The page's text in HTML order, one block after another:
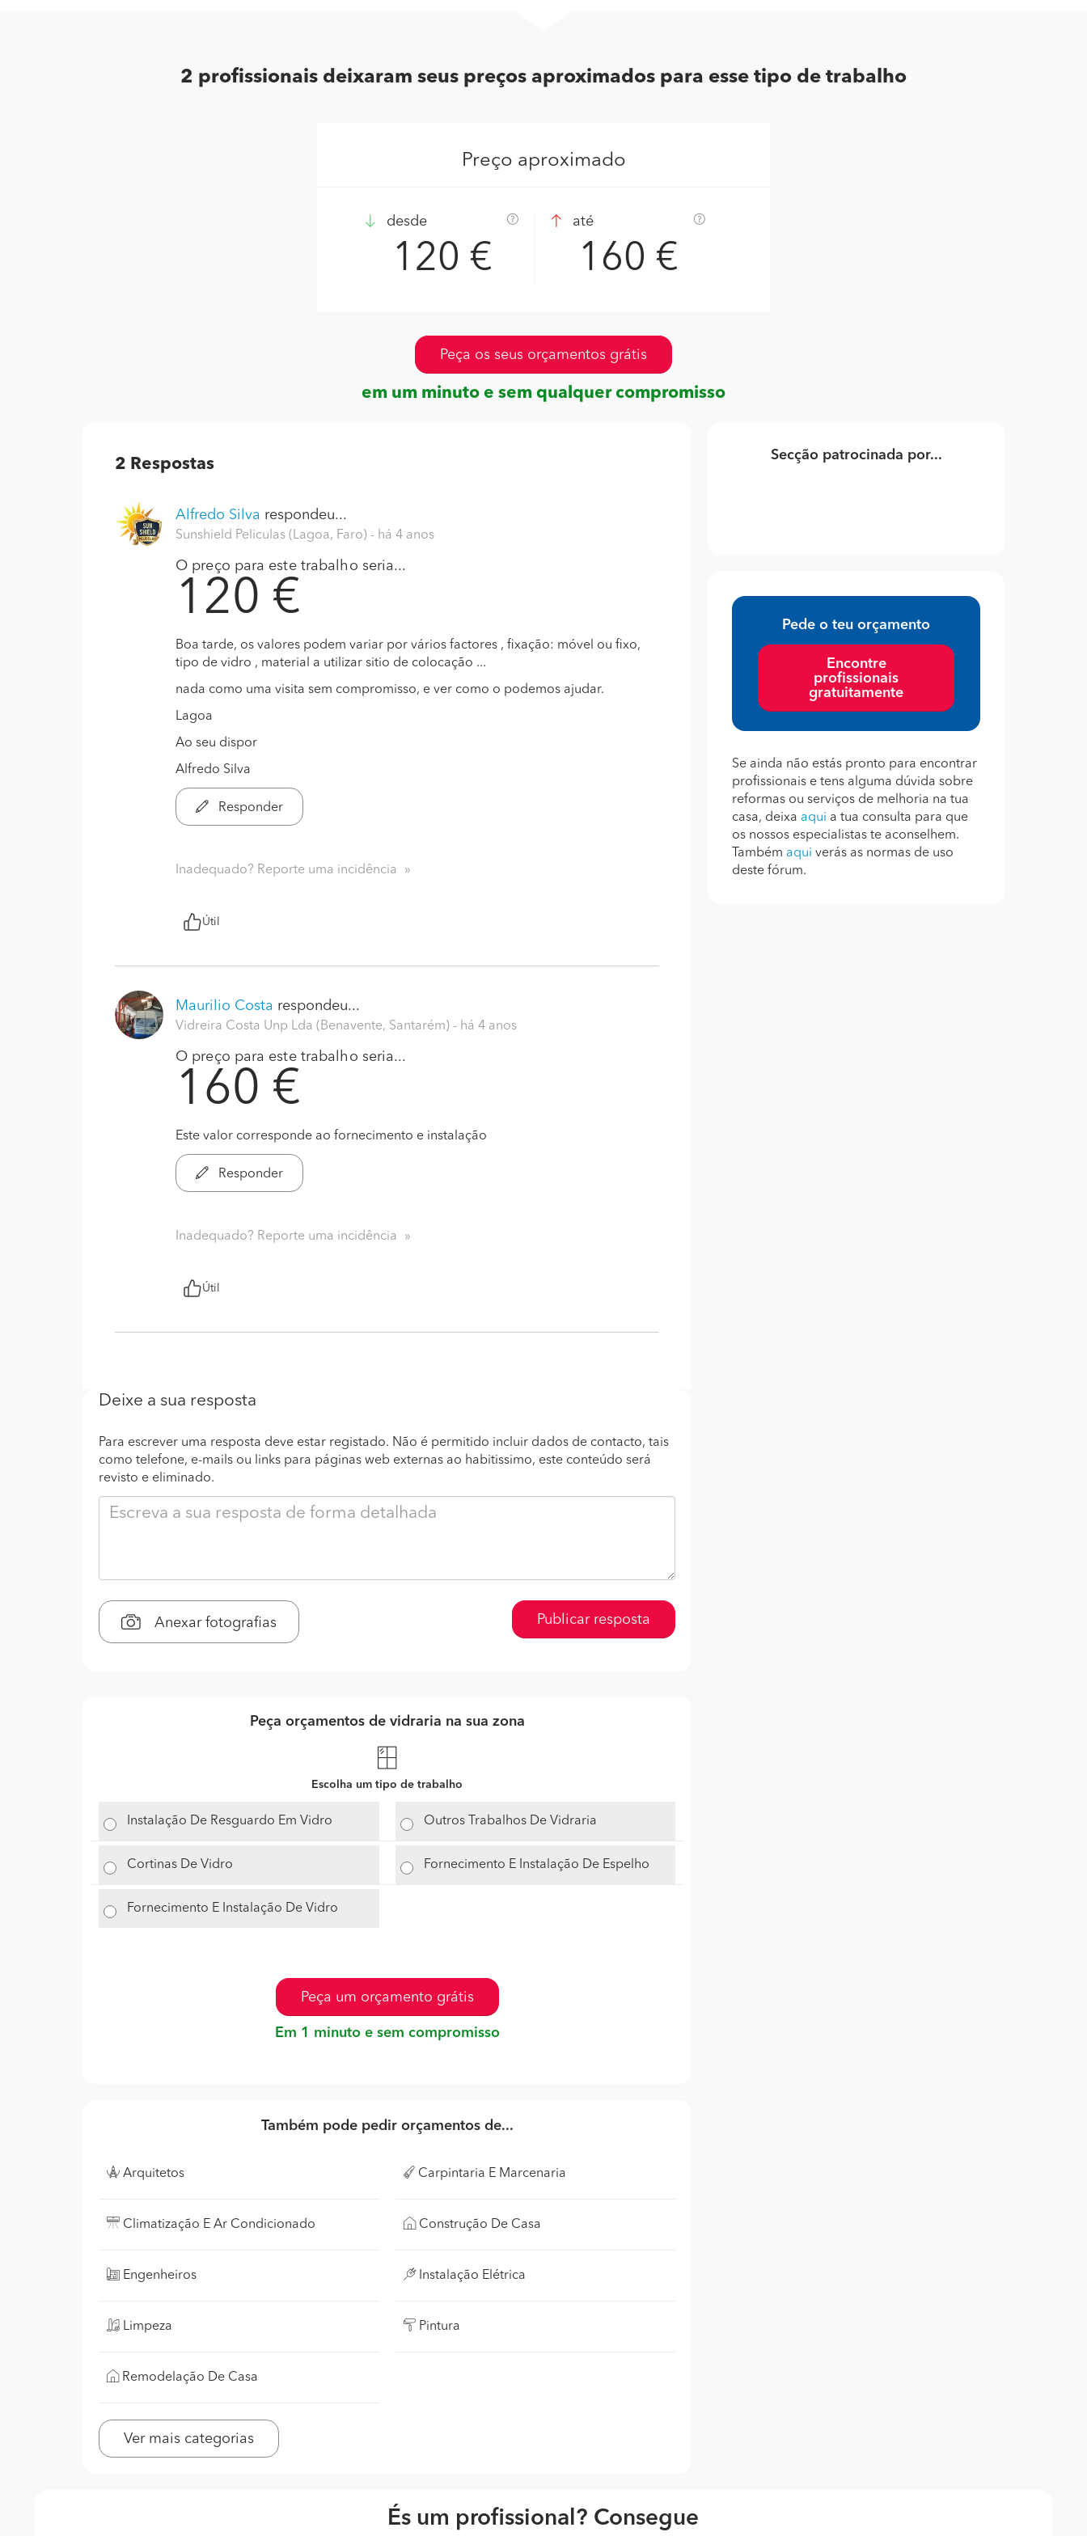
2 profissionais deixaram seus preços aproximados para esse tipo de trabalho
Preço aproximado
desde
120 €
até
160 €
Peça os seus orçamentos grátis
em um minuto e sem qualquer compromisso
2 Respostas
Alfredo Silva respondeu...
Sunshield Peliculas (Lagoa, Faro) - há 4 anos
O preço para este trabalho seria...
120 €
Boa tarde, os valores podem variar por vários factores , fixação: móvel ou fixo,
tipo de vidro , material a utilizar sitio de colocação ...
nada como uma visita sem compromisso, e ver como o podemos ajudar.
Lagoa
Ao seu dispor
Alfredo Silva
Responder
Inadequado? Reporte uma incidência
Útil
Maurilio Costa respondeu...
Vidreira Costa Unp Lda (Benavente, Santarém) - há 4 anos
O preço para este trabalho seria...
160 €
Este valor corresponde ao fornecimento e instalação
Responder
Inadequado? Reporte uma incidência
Útil
Deixe a sua resposta
Para escrever uma resposta deve estar registado. Não é permitido incluir dados de contacto, tais
como telefone, e-mails ou links para páginas web externas ao habitissimo, este conteúdo será
revisto e eliminado.
Anexar fotografias Publicar resposta
Peça orçamentos de vidraria na sua zona
Escolha um tipo de trabalho
Instalação De Resguardo Em Vidro Outros Trabalhos De Vidraria
Cortinas De Vidro Fornecimento E Instalação De Espelho
Fornecimento E Instalação De Vidro
Peça um orçamento grátis
Em 1 minuto e sem compromisso
Também pode pedir orçamentos de...
Arquitetos Carpintaria E Marcenaria
Climatização E Ar Condicionado Construção De Casa
Engenheiros Instalação Elétrica
Limpeza Pintura
Remodelação De Casa
Ver mais categorias
Secção patrocinada por...
Pede o teu orçamento
Encontre
profissionais
gratuitamente
Se ainda não estás pronto para encontrar
profissionais e tens alguma dúvida sobre
reformas ou serviços de melhoria na tua
casa, deixa aqui a tua consulta para que
os nossos especialistas te aconselhem.
Também aqui verás as normas de uso
deste fórum.
És um profissional? Consegue